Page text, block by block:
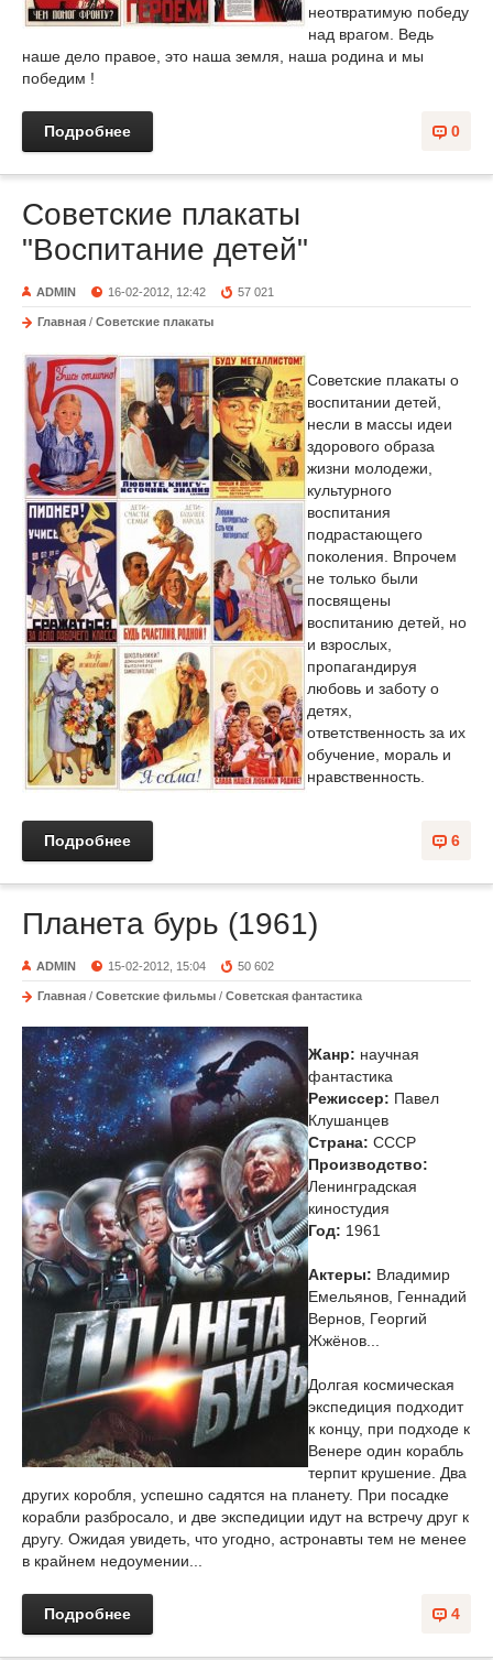
неотвратимую победу
над врагом. Ведь
наше дело правое, это наша земля, наша родина и мы
победим !
0
Подробнее
Советские плакаты
"Воспитание детей"
ADMIN 16-02-2012, 12:42 57 021
Главная / Советские плакаты
Советские плакаты о
воспитании детей,
несли в массы идеи
здорового образа
жизни молодежи,
культурного
воспитания
подрастающего
поколения. Впрочем
не только были
посвящены
воспитанию детей, но
и взрослых,
пропагандируя
любовь и заботу о
детях,
ответственность за их
обучение, мораль и
нравственность.
6
Подробнее
Планета бурь (1961)
ADMIN 15-02-2012, 15:04 50 602
Главная / Советские фильмы / Советская фантастика
Жанр: научная
фантастика
Режиссер: Павел
Клушанцев
Страна: СССР
Производство:
Ленинградская
киностудия
Год: 1961
Актеры: Владимир
Емельянов, Геннадий
Вернов, Георгий
Жжёнов...
Долгая космическая
экспедиция подходит
к концу, при подходе к
Венере один корабль
терпит крушение. Два
других коробля, успешно садятся на планету. При посадке
корабли разбросало, и две экспедиции идут на встречу друг к
другу. Ожидая увидеть, что угодно, астронавты тем не менее
в крайнем недоумении...
4
Подробнее